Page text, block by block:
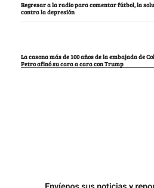
Regresar a la radio para comentar fútbol, la
contra la depresión
La casona más de 100 años de la embajada de
Petro afinó su cara a cara con Trump